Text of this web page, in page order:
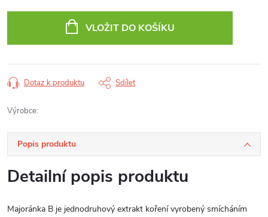
VLOŽIT DO KOŠÍKU
Dotaz k produktu Sdílet
Výrobce:
Popis produktu
Detailní popis produktu
Majoránka B je jednodruhový extrakt koření vyrobený smícháním